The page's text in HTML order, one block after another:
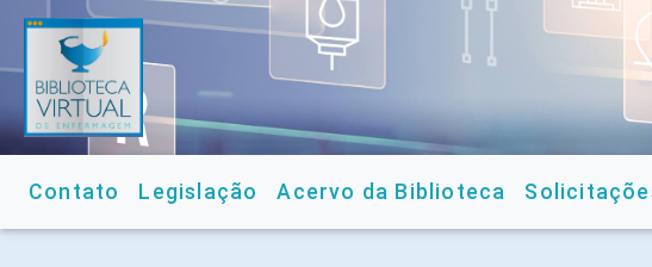
Contato Legislação Acervo da Biblioteca